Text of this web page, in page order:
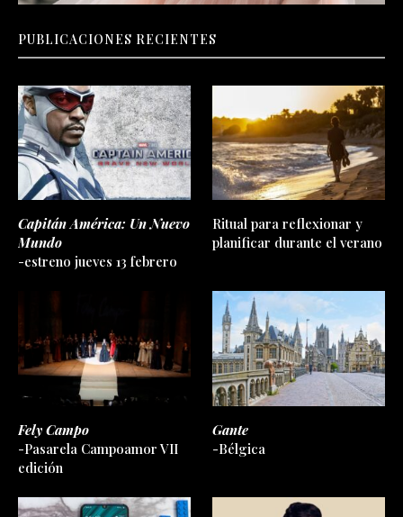
PUBLICACIONES RECIENTES
Capitán América: Un Nuevo
Mundo
-estreno jueves 13 febrero
Ritual para reflexionar y
planificar durante el verano
Fely Campo
-Pasarela Campoamor VII
edición
Gante
-Bélgica